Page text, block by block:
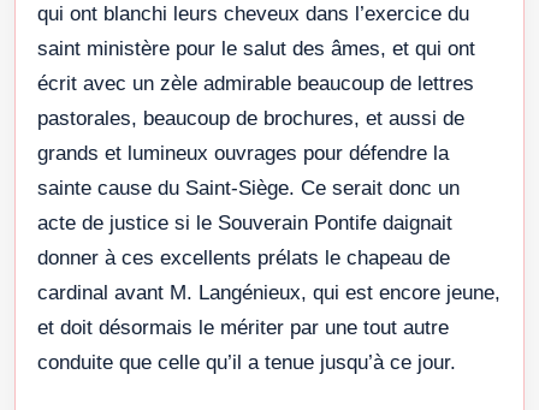
qui ont blanchi leurs cheveux dans l’exercice du
saint ministère pour le salut des âmes, et qui ont
écrit avec un zèle admirable beaucoup de lettres
pastorales, beaucoup de brochures, et aussi de
grands et lumineux ouvrages pour défendre la
sainte cause du Saint-Siège. Ce serait donc un
acte de justice si le Souverain Pontife daignait
donner à ces excellents prélats le chapeau de
cardinal avant M. Langénieux, qui est encore jeune,
et doit désormais le mériter par une tout autre
conduite que celle qu’il a tenue jusqu’à ce jour.